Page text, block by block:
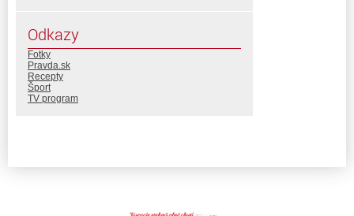
Odkazy
Fotky
Pravda.sk
Recepty
Šport
TV program